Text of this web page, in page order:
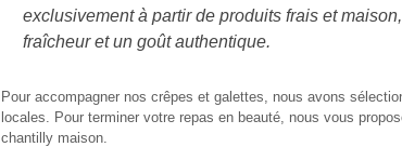
exclusivement à partir de produits frais et
fraîcheur et un goût authentique.
Pour accompagner nos crêpes et galettes, nous avons
locales. Pour terminer votre repas en beauté, nous vous
chantilly maison.